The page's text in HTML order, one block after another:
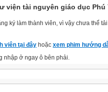
viện tài nguyên giáo dục Phú
ký làm thành viên, vì vậy chưa thể
viên tại đây hoặc xem phim hướng
nhập ở ngay ô bên phải.